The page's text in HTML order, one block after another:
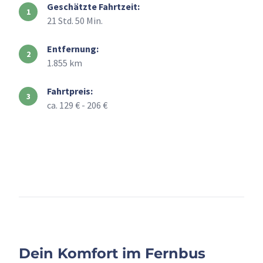
Geschätzte Fahrtzeit:
21 Std. 50 Min.
Entfernung:
1.855 km
Fahrtpreis:
ca. 129 € - 206 €
Dein Komfort im Fernbus